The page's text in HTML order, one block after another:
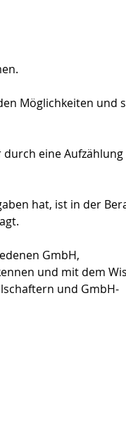
Möglichkeiten und
eine Aufzählung
hat, ist in der
GmbH,
und mit dem
und GmbH-